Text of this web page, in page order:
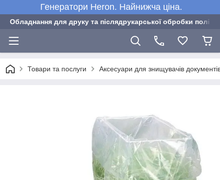
Генератори Heron. Найнижча ціна.
Обладнання для друку та післядрукарської обробки
Товари та послуги Аксесуари для знищувачів